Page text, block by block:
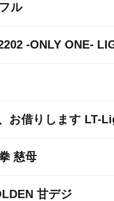
ル
-ONLY ONE-
お借りします LT-
慈母
甘デジ